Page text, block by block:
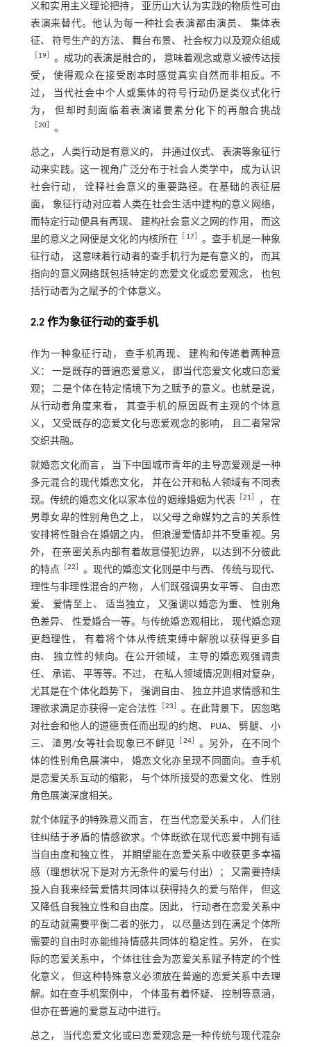
义和实用主义理论把持， 亚历山大认为实践的物质性可由
表演来替代。他认为每一种社会表演都由演员、 集体表
征、 符号生产的方法、 舞台布景、 社会权力以及观众组成
19］ 。成功的表演是融合的， 意味着观念或意义被传达接
受， 使得观众在接受剧本时感觉真实自然而非相反。不
过， 当代社会中个人或集体的符号行动仍是类仪式化行
为， 但却时刻面临着表演诸要素分化下的再融合挑战
20］ 。
总之， 人类行动是有意义的， 并通过仪式、 表演等象征行
动来实践。这一视角广泛分布于社会人类学中， 成为认识
社会行动， 诠释社会意义的重要路径。在基础的表征层
面， 象征行动对应着人类在社会生活中建构的意义网络，
而特定行动便具有再现、 建构社会意义之网的作用， 而这
里的意义之网便是文化的内核所在
17］ 。查手机是一种象
征行动， 这意味着行动者的查手机行为是有意义的， 而其
指向的意义网络既包括特定的恋爱文化或恋爱观念， 也包
括行动者为之赋予的个体意义。
2.2 作为象征行动的查手机
作为一种象征行动， 查手机再现、 建构和传递着两种意
义： 一是既存的普遍恋爱意义， 即当代恋爱文化或曰恋爱
观； 二是个体在特定情境下为之赋予的意义。也就是说，
从行动者角度来看， 其查手机的原因既有主观的个体意
义， 又受既存的恋爱文化与恋爱观念的影响， 且二者常常
交织共融。
就婚恋文化而言， 当下中国城市青年的主导恋爱观是一种
多元混合的现代婚恋文化， 并在公开和私人领域有不同表
现。传统的婚恋文化以家本位的姻缘婚姻为代表 ［21
， 在
男尊女卑的性别角色之上， 以父母之命媒妁之言的关系性
安排将性融合在婚姻之内， 但浪漫爱情却并不受重视。另
外， 在亲密关系内部有着故意侵犯边界， 以达到不分彼此
的特点
22
。现代的婚恋文化则是中与西、 传统与现代、
理性与非理性混合的产物， 人们既强调男女平等、 自由恋
爱、 爱情至上、 适当独立， 又强调以婚恋为重、 性别角
色差异、 性爱婚合一等。与传统婚恋观相比， 现代婚恋观
更趋理性， 有着将个体从传统束缚中解脱以获得更多自
由、 独立性的倾向。在公开领域， 主导的婚恋观强调责
任、 承诺、 平等等。不过， 在私人领域情况则相对复杂，
尤其是在个体化趋势下， 强调自由、 独立并追求情感和生
理欲求满足亦获得一定合法性
23
。在此背景下， 因忽略
对社会和他人的道德责任而出现的约炮、 PUA、 劈腿、 小
三、 渣男/女等社会现象已不鲜见
24］ 。另外， 在不同个
体的性别角色展演中， 婚恋文化亦呈现不同面向。查手机
是恋爱关系互动的缩影， 与个体所接受的恋爱文化、 性别
角色展演深度相关。
就个体赋予的特殊意义而言， 在当代恋爱关系中， 人们往
往纠结于矛盾的情感欲求。个体既欲在现代恋爱中拥有适
当自由度和独立性， 并期望能在恋爱关系中收获更多幸福
感（理想状况下是对方无条件的爱与付出）； 又需要持续
投入自我来经营爱情共同体以获得持久的爱与陪伴， 但这
又降低自我独立性和自由度。因此， 行动者在恋爱关系中
的互动就需要平衡二者的张力， 以尽量达到在满足个体所
需要的自由时亦能维持情感共同体的稳定性。另外， 在实
际的恋爱关系中， 个体往往会为恋爱关系赋予特定的个性
化意义， 但这种特殊意义必须放在普遍的恋爱关系中去理
解。如在查手机案例中， 个体虽有着怀疑、 控制等意涵，
但亦在普遍的爱意互动中进行。
总之， 当代恋爱文化或曰恋爱观念是一种传统与现代混杂